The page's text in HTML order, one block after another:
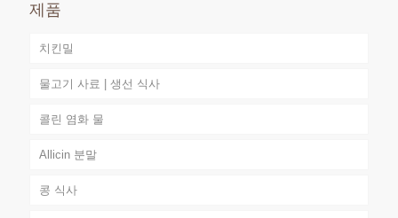
제품
치킨밀
물고기 사료 | 생선 식사
콜린 염화 물
Allicin 분말
콩 식사